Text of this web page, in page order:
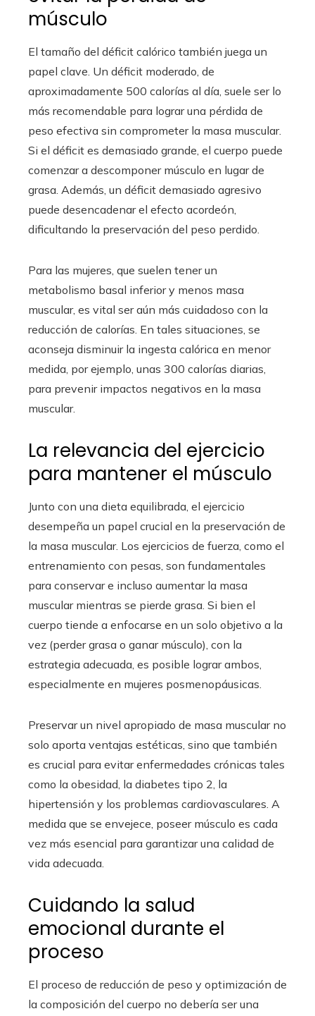
músculo
El tamaño del déficit calórico también juega un
papel clave. Un déficit moderado, de
aproximadamente 500 calorías al día, suele ser lo
más recomendable para lograr una pérdida de
peso efectiva sin comprometer la masa muscular.
Si el déficit es demasiado grande, el cuerpo puede
comenzar a descomponer músculo en lugar de
grasa. Además, un déficit demasiado agresivo
puede desencadenar el efecto acordeón,
dificultando la preservación del peso perdido.
Para las mujeres, que suelen tener un
metabolismo basal inferior y menos masa
muscular, es vital ser aún más cuidadoso con la
reducción de calorías. En tales situaciones, se
aconseja disminuir la ingesta calórica en menor
medida, por ejemplo, unas 300 calorías diarias,
para prevenir impactos negativos en la masa
muscular.
La relevancia del ejercicio
para mantener el músculo
Junto con una dieta equilibrada, el ejercicio
desempeña un papel crucial en la preservación de
la masa muscular. Los ejercicios de fuerza, como el
entrenamiento con pesas, son fundamentales
para conservar e incluso aumentar la masa
muscular mientras se pierde grasa. Si bien el
cuerpo tiende a enfocarse en un solo objetivo a la
vez (perder grasa o ganar músculo), con la
estrategia adecuada, es posible lograr ambos,
especialmente en mujeres posmenopáusicas.
Preservar un nivel apropiado de masa muscular no
solo aporta ventajas estéticas, sino que también
es crucial para evitar enfermedades crónicas tales
como la obesidad, la diabetes tipo 2, la
hipertensión y los problemas cardiovasculares. A
medida que se envejece, poseer músculo es cada
vez más esencial para garantizar una calidad de
vida adecuada.
Cuidando la salud
emocional durante el
proceso
El proceso de reducción de peso y optimización de
la composición del cuerpo no debería ser una